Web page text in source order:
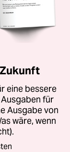
eine bessere
für
Ausgabe von
wäre, wenn